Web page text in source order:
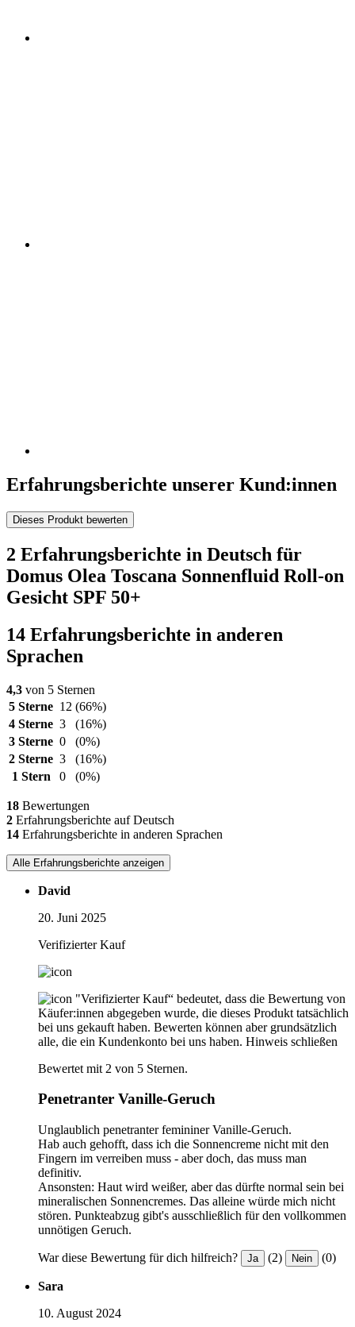
Erfahrungsberichte unserer Kund:innen
Dieses Produkt bewerten
2 Erfahrungsberichte in Deutsch für
Domus Olea Toscana Sonnenfluid Roll-on
Gesicht SPF 50+
14 Erfahrungsberichte in anderen
Sprachen
4,3 von 5 Sternen
5 Sterne 12 (66%)
4 Sterne 3
(16%)
3 Sterne 0
(0%)
2 Sterne 3
(16%)
1 Stern
0 (0%)
18 Bewertungen
2 Erfahrungsberichte auf Deutsch
14 Erfahrungsberichte in anderen Sprachen
Alle Erfahrungsberichte anzeigen
David
20. Juni 2025
Verifizierter Kauf
"Verifizierter Kauf“ bedeutet, dass die Bewertung von
Käufer:innen abgegeben wurde, die dieses Produkt tatsächlich
bei uns gekauft haben. Bewerten können aber grundsätzlich
alle, die ein Kundenkonto bei uns haben. Hinweis schließen
Bewertet mit 2 von 5 Sternen.
Penetranter Vanille-Geruch
Unglaublich penetranter femininer Vanille-Geruch.
Hab auch gehofft, dass ich die Sonnencreme nicht mit den
Fingern im verreiben muss - aber doch, das muss man
definitiv.
Ansonsten: Haut wird weißer, aber das dürfte normal sein bei
mineralischen Sonnencremes. Das alleine würde mich nicht
stören. Punkteabzug gibt's ausschließlich für den vollkommen
unnötigen Geruch.
War diese Bewertung für dich hilfreich? Ja (2) Nein (0)
Sara
10. August 2024